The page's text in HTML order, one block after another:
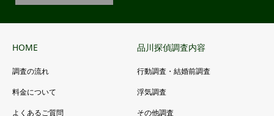
HOME
調査の流れ
料金について
よくあるご質問
品川探偵調査内容
行動調査・結婚前調査
浮気調査
その他調査